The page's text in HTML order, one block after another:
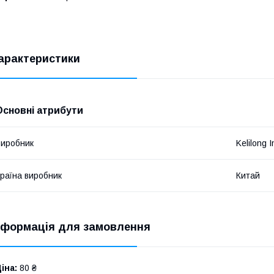
атрибути
Kelilong
виробник Китай
для замовлення
80 ₴